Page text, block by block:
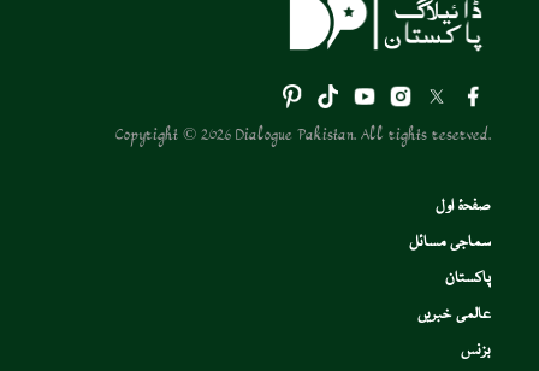
Copyright © 2026 Dialogue Pakistan. All rights reserved.
صفحۂ اول
سماجی مسائل
پاکستان
عالمی خبریں
بزنس